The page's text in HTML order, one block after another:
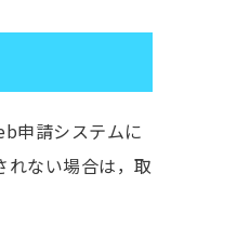
申請システムに
れない場合は，取